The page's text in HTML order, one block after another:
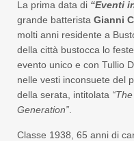
La prima data di “Eventi
grande batterista Gianni
molti anni residente a
della città bustocca lo
evento unico e con Tullio
nelle vesti inconsuete del
della serata, intitolata
Generation”
Classe 1938, 65 anni di